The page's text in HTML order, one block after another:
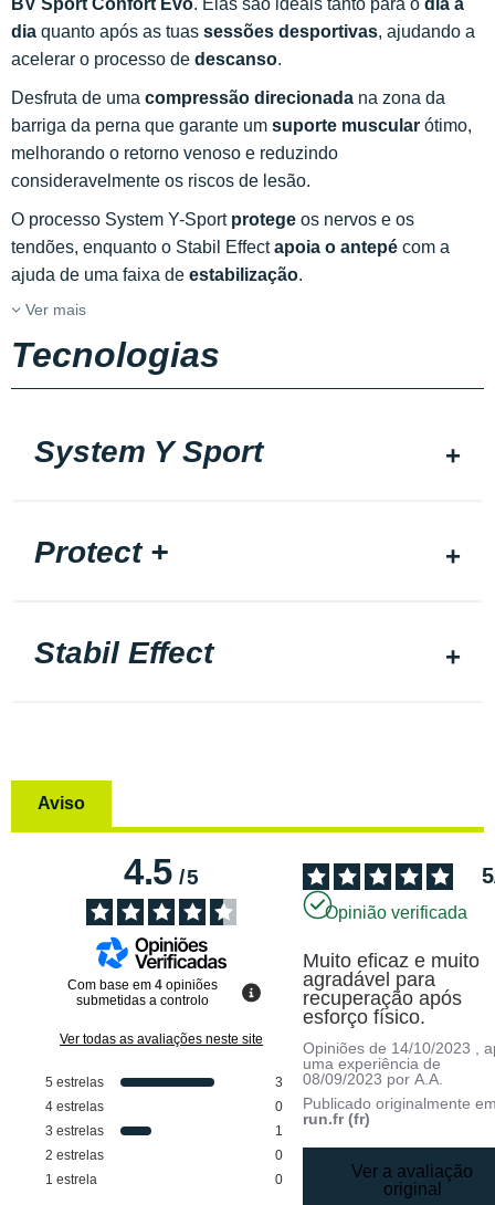
BV Sport Confort Evo. Elas são ideais tanto para o dia a
dia quanto após as tuas sessões desportivas, ajudando a
acelerar o processo de descanso.
Desfruta de uma compressão direcionada na zona da
barriga da perna que garante um suporte muscular ótimo,
melhorando o retorno venoso e reduzindo
consideravelmente os riscos de lesão.
O processo System Y-Sport protege os nervos e os
tendões, enquanto o Stabil Effectapoia o antepé com a
ajuda de uma faixa de estabilização.
Ver mais
Tecnologias
System Y Sport
Protect +
Stabil Effect
Aviso
4.5/5
Com base em 4 opiniões
submetidas a controlo
Ver todas as avaliações neste site
5 estrelas
3
4 estrelas
0
3 estrelas
1
2 estrelas
0
1 estrela 0
5
Opinião verificada
Muito eficaz e muito
agradável para
recuperação após
esforço físico.
Opiniões de 14/10/2023
,
uma experiência de
08/09/2023 porA.A.
Publicado originalmente
run.fr (fr)
Ver a avaliação
original